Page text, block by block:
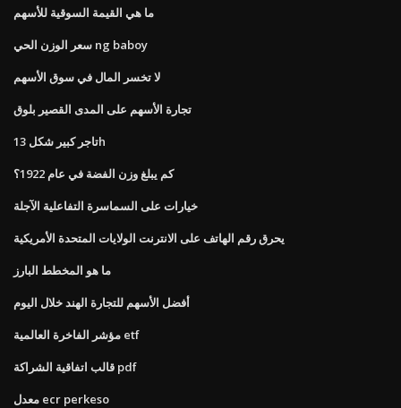
ما هي القيمة السوقية للأسهم
سعر الوزن الحي ng baboy
لا تخسر المال في سوق الأسهم
تجارة الأسهم على المدى القصير بلوق
تاجر كبير شكل 13h
كم يبلغ وزن الفضة في عام 1922؟
خيارات على السماسرة التفاعلية الآجلة
يحرق رقم الهاتف على الانترنت الولايات المتحدة الأمريكية
ما هو المخطط البارز
أفضل الأسهم للتجارة الهند خلال اليوم
مؤشر الفاخرة العالمية etf
قالب اتفاقية الشراكة pdf
معدل ecr perkeso